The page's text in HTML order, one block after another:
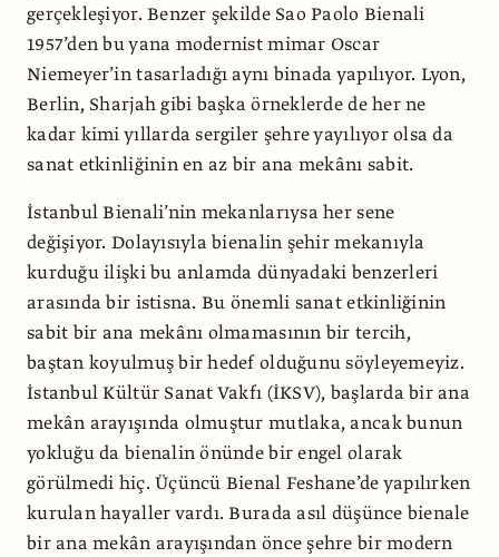
gerçekleşiyor. Benzer şekilde Sao Paolo Bienali
1957’den bu yana modernist mimar Oscar
Niemeyer’in tasarladığı aynı binada yapılıyor. Lyon,
Berlin, Sharjah gibi başka örneklerde de her ne
kadar kimi yıllarda sergiler şehre yayılıyor olsa da
sanat etkinliğinin en az bir ana mekânı sabit.
İstanbul Bienali’nin mekanlarıysa her sene
değişiyor. Dolayısıyla bienalin şehir mekanıyla
kurduğu ilişki bu anlamda dünyadaki benzerleri
arasında bir istisna. Bu önemli sanat etkinliğinin
sabit bir ana mekânı olmamasının bir tercih,
baştan koyulmuş bir hedef olduğunu söyleyemeyiz.
İstanbul Kültür Sanat Vakfı (İKSV), başlarda bir ana
mekân arayışında olmuştur mutlaka, ancak bunun
yokluğu da bienalin önünde bir engel olarak
görülmedi hiç. Üçüncü Bienal Feshane’de yapılırken
kurulan hayaller vardı. Burada asıl düşünce bienale
bir ana mekân arayışından önce şehre bir modern